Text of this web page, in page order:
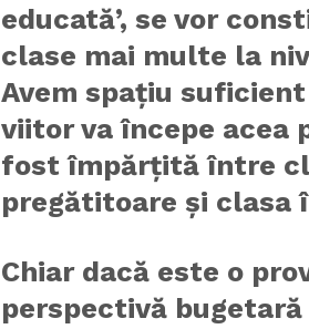
educată’, se vor
clase mai multe la
Avem spațiu
viitor va începe acea
fost împărțită între
pregătitoare și clasa
Chiar dacă este o
perspectivă bugetară